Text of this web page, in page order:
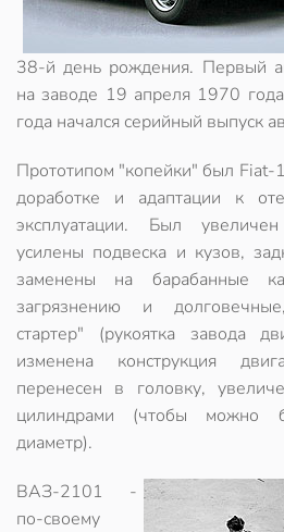
38-й день рождения. Первый
на заводе 19 апреля 1970
года начался серийный выпуск
Прототипом "копейки" был Fiat-
доработке и адаптации к
эксплуатации. Был
усилены подвеска и кузов,
заменены на барабанные
загрязнению и
стартер" (рукоятка завода
изменена конструкция
перенесен в головку,
цилиндрами (чтобы можно
диаметр).
ВАЗ-2101 -
по-своему